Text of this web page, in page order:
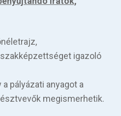
igazoló
pályázati anyagot a
megismerhetik.